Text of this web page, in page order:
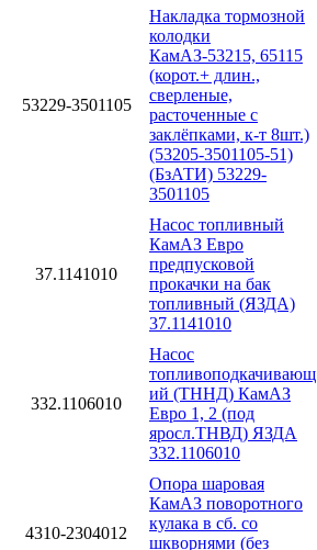
53229-3501105
Накладка тормозной
колодки
КамАЗ-53215, 65115
(корот.+ длин.,
сверленые,
расточенные с
заклёпками, к-т 8шт.)
(53205-3501105-51)
(БзАТИ) 53229-
3501105
37.1141010
Насос топливный
КамАЗ Евро
предпусковой
прокачки на бак
топливный (ЯЗДА)
37.1141010
332.1106010
Насос
топливоподкачивающ
ий (ТННД) КамАЗ
Евро 1, 2 (под
яросл.ТНВД) ЯЗДА
332.1106010
4310-2304012
Опора шаровая
КамАЗ поворотного
кулака в сб. со
шкворнями (без